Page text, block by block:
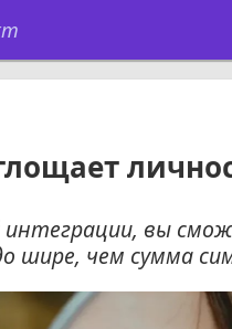
интеграции, вы
шире, чем сумма